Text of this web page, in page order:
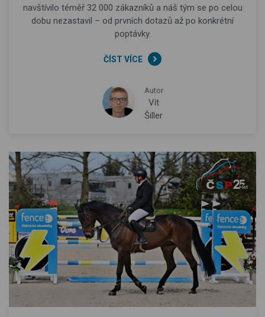
navštívilo téměř 32 000 zákazníků a náš tým se po celou
dobu nezastavil – od prvních dotazů až po konkrétní
poptávky.
ČÍST VÍCE
Autor
Vít
Šiller